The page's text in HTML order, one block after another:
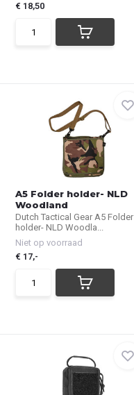
€ 18,50
A5 Folder holder- NLD
Woodland
Dutch Tactical Gear A5 Folder
holder- NLD Woodla...
Niet op voorraad
€ 17,-